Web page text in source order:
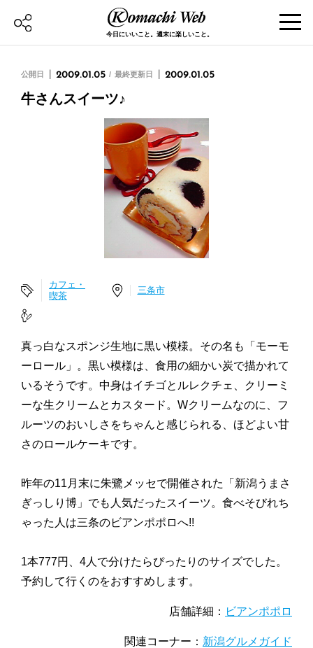
今日にいいこと。週末に楽しいこと。
公開日 2009.01.05 最終更新日 2009.01.05
牛さんスイーツ♪
カフェ・
喫茶
三条市
真っ白なスポンジ生地に黒い模様。その名も「モーモ
ーロール」。黒い模様は、食用の細かい炭で描かれて
いるそうです。中身はイチゴとルレクチェ、クリーミ
ーな生クリームとカスタード。Wクリームなのに、フ
ルーツのおいしさをちゃんと感じられる、ほどよい甘
さのロールケーキです。
昨年の11月末に朱鷺メッセで開催された「新潟うまさ
ぎっしり博」でも人気だったスイーツ。食べそびれち
ゃった人は三条のビアンポポロへ!!
1本777円、4人で分けたらぴったりのサイズでした。
予約して行くのをおすすめします。
店舗詳細： ビアンポポロ
関連コーナー： 新潟グルメガイド